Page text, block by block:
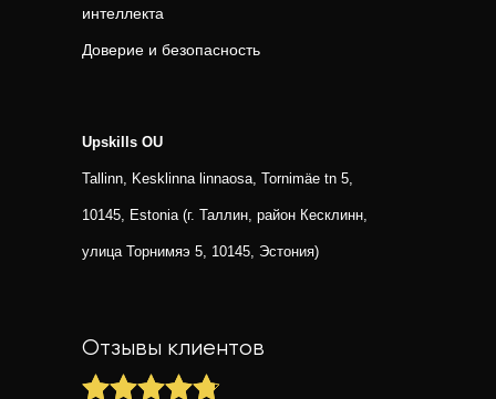
интеллекта
Доверие и безопасность
Upskills OU
Tallinn, Kesklinna linnaosa, Tornimäe tn 5,
10145, Estonia (г. Таллин, район Кесклинн,
улица Торнимяэ 5, 10145, Эстония)
Отзывы клиентов